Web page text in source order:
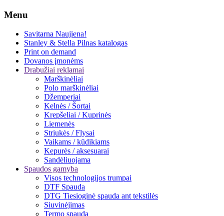
Menu
Savitarna Naujiena!
Stanley & Stella Pilnas katalogas
Print on demand
Dovanos įmonėms
Drabužiai reklamai
Marškinėliai
Polo marškinėliai
Džemperiai
Kelnės / Šortai
Krepšeliai / Kuprinės
Liemenės
Striukės / Flysai
Vaikams / kūdikiams
Kepurės / aksesuarai
Sandėliuojama
Spaudos gamyba
Visos technologijos trumpai
DTF Spauda
DTG Tiesioginė spauda ant tekstilės
Siuvinėjimas
Termo spauda